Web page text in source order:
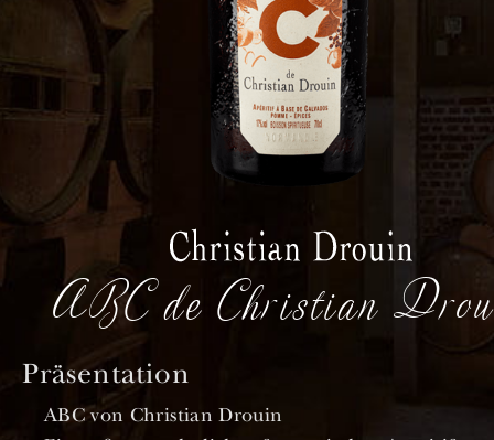
ABC de Christian
Präsentation
ABC von Christian Drouin